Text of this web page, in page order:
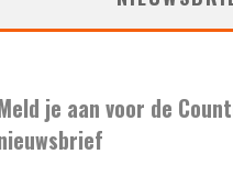
je aan voor de